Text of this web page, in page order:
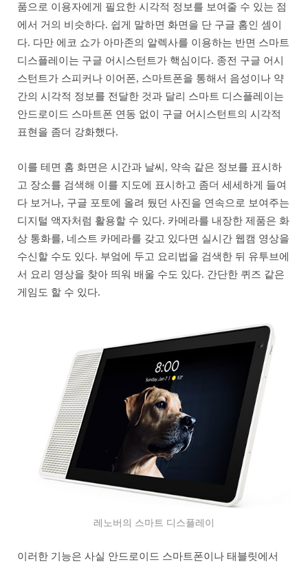
품으로 이용자에게 필요한 시각적 정보를 보여줄 수 있는 점
에서 거의 비슷하다. 쉽게 말하면 화면을 단 구글 홈인 셈이
다. 다만 에코 쇼가 아마존의 알렉사를 이용하는 반면 스마트
디스플레이는 구글 어시스턴트가 핵심이다. 종전 구글 어시
스턴트가 스피커나 이어폰, 스마트폰을 통해서 음성이나 약
간의 시각적 정보를 전달한 것과 달리 스마트 디스플레이는
안드로이드 스마트폰 연동 없이 구글 어시스턴트의 시각적
표현을 좀더 강화했다.
이를 테면 홈 화면은 시간과 날씨, 약속 같은 정보를 표시하
고 장소를 검색해 이를 지도에 표시하고 좀더 세세하게 들여
다 보거나, 구글 포토에 올려 뒀던 사진을 연속으로 보여주는
디지털 액자처럼 활용할 수 있다. 카메라를 내장한 제품은 화
상 통화를, 네스트 카메라를 갖고 있다면 실시간 웹캠 영상을
수신할 수도 있다. 부엌에 두고 요리법을 검색한 뒤 유투브에
서 요리 영상을 찾아 띄워 배울 수도 있다. 간단한 퀴즈 같은
게임도 할 수 있다.
레노버의 스마트 디스플레이
이러한 기능은 사실 안드로이드 스마트폰이나 태블릿에서